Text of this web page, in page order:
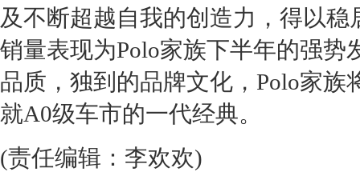
及不断超越自我的创造力，得以稳
销量表现为Polo家族下半年的强势
品质，独到的品牌文化， Polo家族
就A0级车市的一代经典。
(责任编辑：李欢欢)